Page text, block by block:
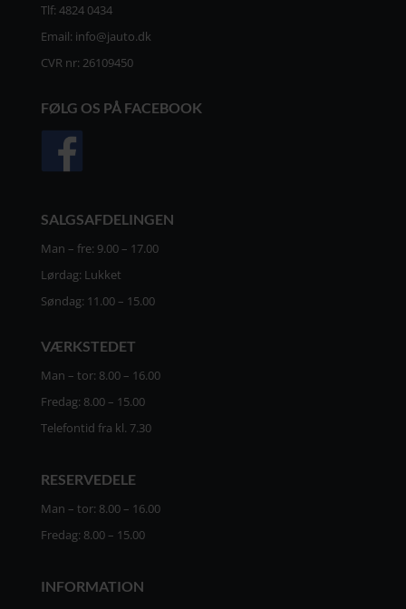
Tlf: 4824 0434
Email: info@jauto.dk
CVR nr: 26109450
FØLG OS PÅ FACEBOOK
SALGSAFDELINGEN
Man – fre: 9.00 – 17.00
Lørdag: Lukket
Søndag: 11.00 – 15.00
VÆRKSTEDET
Man – tor: 8.00 – 16.00
Fredag: 8.00 – 15.00
Telefontid fra kl. 7.30
RESERVEDELE
Man – tor: 8.00 – 16.00
Fredag: 8.00 – 15.00
INFORMATION